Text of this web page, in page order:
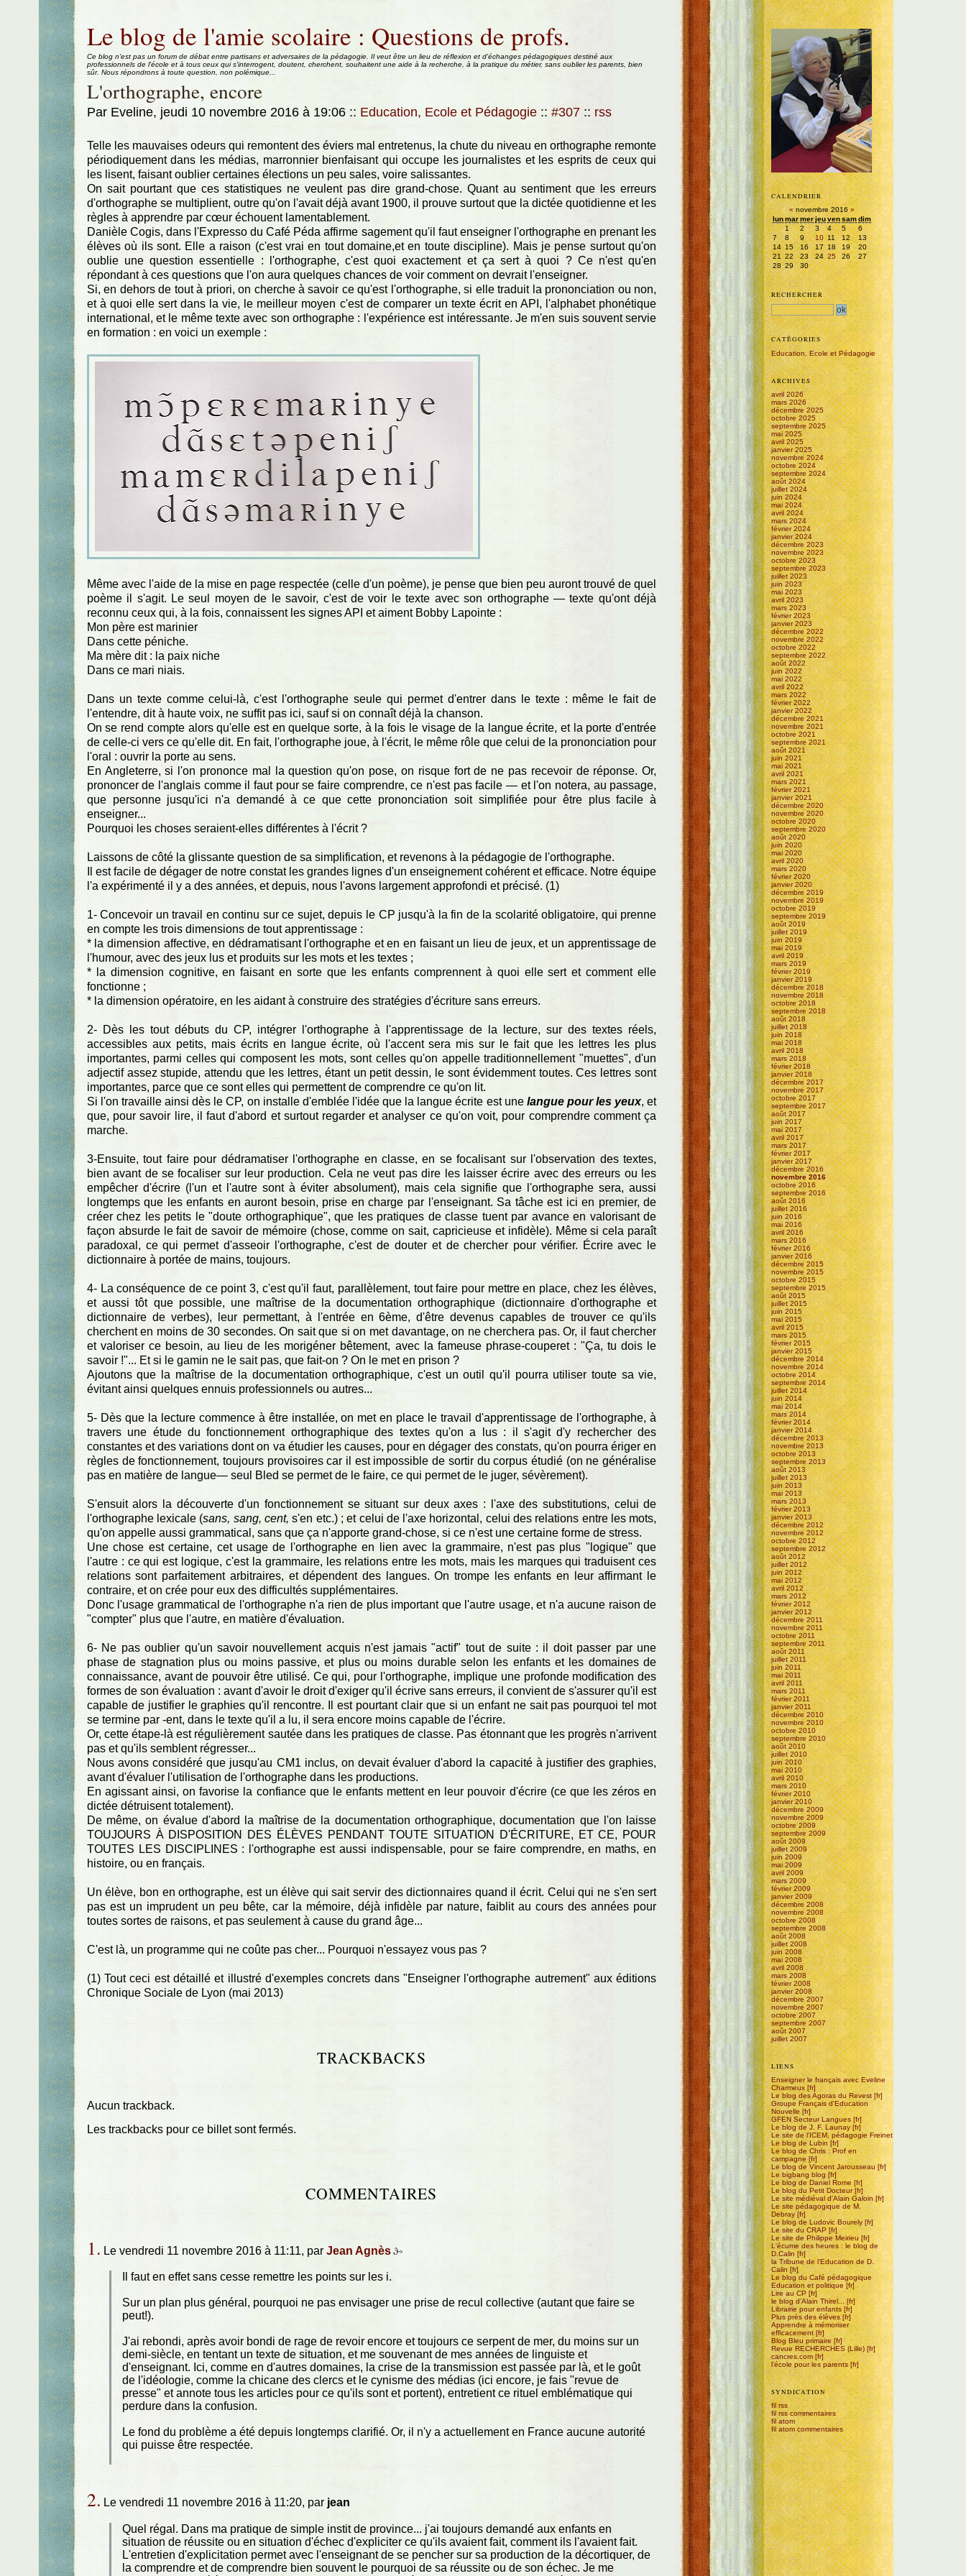
Aller au contenu
Le blog de l'amie scolaire : Questions de profs.
Ce blog n'est pas un forum de débat entre partisans et adversaires de la pédagogie. Il veut être un lieu de réflexion et d'échanges pédagogiques destiné aux
professionnels de l'école et à tous ceux qui s'interrogent, doutent, cherchent, souhaitent une aide à la recherche, à la pratique du métier, sans oublier les parents, bien
sûr. Nous répondrons à toute question, non polémique...
L'orthographe, encore
Par Eveline, jeudi 10 novembre 2016 à 19:06 :: Education, Ecole et Pédagogie :: #307 :: rss
Telle les mauvaises odeurs qui remontent des éviers mal entretenus, la chute du niveau en orthographe remonte
périodiquement dans les médias, marronnier bienfaisant qui occupe les journalistes et les esprits de ceux qui
les lisent, faisant oublier certaines élections un peu sales, voire salissantes.
On sait pourtant que ces statistiques ne veulent pas dire grand-chose. Quant au sentiment que les erreurs
d'orthographe se multiplient, outre qu'on l'avait déjà avant 1900, il prouve surtout que la dictée quotidienne et les
règles à apprendre par cœur échouent lamentablement.
Danièle Cogis, dans l'Expresso du Café Péda affirme sagement qu'il faut enseigner l'orthographe en prenant les
élèves où ils sont. Elle a raison (c'est vrai en tout domaine,et en toute discipline). Mais je pense surtout qu'on
oublie une question essentielle : l'orthographe, c'est quoi exactement et ça sert à quoi ? Ce n'est qu'en
répondant à ces questions que l'on aura quelques chances de voir comment on devrait l'enseigner.
Si, en dehors de tout à priori, on cherche à savoir ce qu'est l'orthographe, si elle traduit la prononciation ou non,
et à quoi elle sert dans la vie, le meilleur moyen c'est de comparer un texte écrit en API, l'alphabet phonétique
international, et le même texte avec son orthographe : l'expérience est intéressante. Je m'en suis souvent servie
en formation : en voici un exemple :
Même avec l'aide de la mise en page respectée (celle d'un poème), je pense que bien peu auront trouvé de quel
poème il s'agit. Le seul moyen de le savoir, c'est de voir le texte avec son orthographe — texte qu'ont déjà
reconnu ceux qui, à la fois, connaissent les signes API et aiment Bobby Lapointe :
Mon père est marinier
Dans cette péniche.
Ma mère dit : la paix niche
Dans ce mari niais.
Dans un texte comme celui-là, c'est l'orthographe seule qui permet d'entrer dans le texte : même le fait de
l'entendre, dit à haute voix, ne suffit pas ici, sauf si on connaît déjà la chanson.
On se rend compte alors qu'elle est en quelque sorte, à la fois le visage de la langue écrite, et la porte d'entrée
de celle-ci vers ce qu'elle dit. En fait, l'orthographe joue, à l'écrit, le même rôle que celui de la prononciation pour
l'oral : ouvrir la porte au sens.
En Angleterre, si l'on prononce mal la question qu'on pose, on risque fort de ne pas recevoir de réponse. Or,
prononcer de l'anglais comme il faut pour se faire comprendre, ce n'est pas facile — et l'on notera, au passage,
que personne jusqu'ici n'a demandé à ce que cette prononciation soit simplifiée pour être plus facile à
enseigner...
Pourquoi les choses seraient-elles différentes à l'écrit ?
Laissons de côté la glissante question de sa simplification, et revenons à la pédagogie de l'orthographe.
Il est facile de dégager de notre constat les grandes lignes d'un enseignement cohérent et efficace. Notre équipe
l'a expérimenté il y a des années, et depuis, nous l'avons largement approfondi et précisé. (1)
1- Concevoir un travail en continu sur ce sujet, depuis le CP jusqu'à la fin de la scolarité obligatoire, qui prenne
en compte les trois dimensions de tout apprentissage :
* la dimension affective, en dédramatisant l'orthographe et en en faisant un lieu de jeux, et un apprentissage de
l'humour, avec des jeux lus et produits sur les mots et les textes ;
* la dimension cognitive, en faisant en sorte que les enfants comprennent à quoi elle sert et comment elle
fonctionne ;
* la dimension opératoire, en les aidant à construire des stratégies d'écriture sans erreurs.
2- Dès les tout débuts du CP, intégrer l'orthographe à l'apprentissage de la lecture, sur des textes réels,
accessibles aux petits, mais écrits en langue écrite, où l'accent sera mis sur le fait que les lettres les plus
importantes, parmi celles qui composent les mots, sont celles qu'on appelle traditionnellement "muettes", d'un
adjectif assez stupide, attendu que les lettres, étant un petit dessin, le sont évidemment toutes. Ces lettres sont
importantes, parce que ce sont elles qui permettent de comprendre ce qu'on lit.
Si l'on travaille ainsi dès le CP, on installe d'emblée l'idée que la langue écrite est une langue pour les yeux, et
que, pour savoir lire, il faut d'abord et surtout regarder et analyser ce qu'on voit, pour comprendre comment ça
marche.
3-Ensuite, tout faire pour dédramatiser l'orthographe en classe, en se focalisant sur l'observation des textes,
bien avant de se focaliser sur leur production. Cela ne veut pas dire les laisser écrire avec des erreurs ou les
empêcher d'écrire (l'un et l'autre sont à éviter absolument), mais cela signifie que l'orthographe sera, aussi
longtemps que les enfants en auront besoin, prise en charge par l'enseignant. Sa tâche est ici en premier, de
créer chez les petits le "doute orthographique", que les pratiques de classe tuent par avance en valorisant de
façon absurde le fait de savoir de mémoire (chose, comme on sait, capricieuse et infidèle). Même si cela paraît
paradoxal, ce qui permet d'asseoir l'orthographe, c'est de douter et de chercher pour vérifier. Écrire avec le
dictionnaire à portée de mains, toujours.
4- La conséquence de ce point 3, c'est qu'il faut, parallèlement, tout faire pour mettre en place, chez les élèves,
et aussi tôt que possible, une maîtrise de la documentation orthographique (dictionnaire d'orthographe et
dictionnaire de verbes), leur permettant, à l'entrée en 6ème, d'être devenus capables de trouver ce qu'ils
cherchent en moins de 30 secondes. On sait que si on met davantage, on ne cherchera pas. Or, il faut chercher
et valoriser ce besoin, au lieu de les morigéner bêtement, avec la fameuse phrase-couperet : "Ça, tu dois le
savoir !"... Et si le gamin ne le sait pas, que fait-on ? On le met en prison ?
Ajoutons que la maîtrise de la documentation orthographique, c'est un outil qu'il pourra utiliser toute sa vie,
évitant ainsi quelques ennuis professionnels ou autres...
5- Dès que la lecture commence à être installée, on met en place le travail d'apprentissage de l'orthographe, à
travers une étude du fonctionnement orthographique des textes qu'on a lus : il s'agit d'y rechercher des
constantes et des variations dont on va étudier les causes, pour en dégager des constats, qu'on pourra ériger en
règles de fonctionnement, toujours provisoires car il est impossible de sortir du corpus étudié (on ne généralise
pas en matière de langue— seul Bled se permet de le faire, ce qui permet de le juger, sévèrement).
S'ensuit alors la découverte d'un fonctionnement se situant sur deux axes : l'axe des substitutions, celui de
l'orthographe lexicale (sans, sang, cent, s'en etc.) ; et celui de l'axe horizontal, celui des relations entre les mots,
qu'on appelle aussi grammatical, sans que ça n'apporte grand-chose, si ce n'est une certaine forme de stress.
Une chose est certaine, cet usage de l'orthographe en lien avec la grammaire, n'est pas plus "logique" que
l'autre : ce qui est logique, c'est la grammaire, les relations entre les mots, mais les marques qui traduisent ces
relations sont parfaitement arbitraires, et dépendent des langues. On trompe les enfants en leur affirmant le
contraire, et on crée pour eux des difficultés supplémentaires.
Donc l'usage grammatical de l'orthographe n'a rien de plus important que l'autre usage, et n'a aucune raison de
"compter" plus que l'autre, en matière d'évaluation.
6- Ne pas oublier qu'un savoir nouvellement acquis n'est jamais "actif" tout de suite : il doit passer par une
phase de stagnation plus ou moins passive, et plus ou moins durable selon les enfants et les domaines de
connaissance, avant de pouvoir être utilisé. Ce qui, pour l'orthographe, implique une profonde modification des
formes de son évaluation : avant d'avoir le droit d'exiger qu'il écrive sans erreurs, il convient de s'assurer qu'il est
capable de justifier le graphies qu'il rencontre. Il est pourtant clair que si un enfant ne sait pas pourquoi tel mot
se termine par -ent, dans le texte qu'il a lu, il sera encore moins capable de l'écrire.
Or, cette étape-là est régulièrement sautée dans les pratiques de classe. Pas étonnant que les progrès n'arrivent
pas et qu'ils semblent régresser...
Nous avons considéré que jusqu'au CM1 inclus, on devait évaluer d'abord la capacité à justifier des graphies,
avant d'évaluer l'utilisation de l'orthographe dans les productions.
En agissant ainsi, on favorise la confiance que le enfants mettent en leur pouvoir d'écrire (ce que les zéros en
dictée détruisent totalement).
De même, on évalue d'abord la maîtrise de la documentation orthographique, documentation que l'on laisse
TOUJOURS À DISPOSITION DES ÉLÈVES PENDANT TOUTE SITUATION D'ÉCRITURE, ET CE, POUR
TOUTES LES DISCIPLINES : l'orthographe est aussi indispensable, pour se faire comprendre, en maths, en
histoire, ou en français.
Un élève, bon en orthographe, est un élève qui sait servir des dictionnaires quand il écrit. Celui qui ne s'en sert
pas est un imprudent un peu bête, car la mémoire, déjà infidèle par nature, faiblit au cours des années pour
toutes sortes de raisons, et pas seulement à cause du grand âge...
C'est là, un programme qui ne coûte pas cher... Pourquoi n'essayez vous pas ?
(1) Tout ceci est détaillé et illustré d'exemples concrets dans "Enseigner l'orthographe autrement" aux éditions
Chronique Sociale de Lyon (mai 2013)
TRACKBACKS
Aucun trackback.
Les trackbacks pour ce billet sont fermés.
COMMENTAIRES
1. Le vendredi 11 novembre 2016 à 11:11, par Jean Agnès
Il faut en effet sans cesse remettre les points sur les i.
Sur un plan plus général, pourquoi ne pas envisager une prise de recul collective (autant que faire se
peut!).
J'ai rebondi, après avoir bondi de rage de revoir encore et toujours ce serpent de mer, du moins sur un
demi-siècle, en tentant un texte de situation, et me souvenant de mes années de linguiste et
d'enseignant. Ici, comme en d'autres domaines, la crise de la transmission est passée par là, et le goût
de l'idéologie, comme la chicane des clercs et le cynisme des médias (ici encore, je fais "revue de
presse" et annote tous les articles pour ce qu'ils sont et portent), entretient ce rituel emblématique qui
perdure dans la confusion.
Le fond du problème a été depuis longtemps clarifié. Or, il n'y a actuellement en France aucune autorité
qui puisse être respectée.
2. Le vendredi 11 novembre 2016 à 11:20, par jean
Quel régal. Dans ma pratique de simple instit de province... j'ai toujours demandé aux enfants en
situation de réussite ou en situation d'échec d'expliciter ce qu'ils avaient fait, comment ils l'avaient fait.
L'entretien d'explicitation permet avec l'enseignant de se pencher sur sa production de la décortiquer, de
la comprendre et de comprendre bien souvent le pourquoi de sa réussite ou de son échec. Je me
CALENDRIER
« novembre 2016»
lunmarmerjeuvensamdim
1
2 3 4 5
6
7
8 9 10 11 12
13
14 15 16 17 18 19
20
21 22 23 24 25 26
27
28 29 30
RECHERCHER
CATÉGORIES
Education, Ecole et Pédagogie
ARCHIVES
avril 2026
mars 2026
décembre 2025
octobre 2025
septembre 2025
mai 2025
avril 2025
janvier 2025
novembre 2024
octobre 2024
septembre 2024
août 2024
juillet 2024
juin 2024
mai 2024
avril 2024
mars 2024
février 2024
janvier 2024
décembre 2023
novembre 2023
octobre 2023
septembre 2023
juillet 2023
juin 2023
mai 2023
avril 2023
mars 2023
février 2023
janvier 2023
décembre 2022
novembre 2022
octobre 2022
septembre 2022
août 2022
juin 2022
mai 2022
avril 2022
mars 2022
février 2022
janvier 2022
décembre 2021
novembre 2021
octobre 2021
septembre 2021
août 2021
juin 2021
mai 2021
avril 2021
mars 2021
février 2021
janvier 2021
décembre 2020
novembre 2020
octobre 2020
septembre 2020
août 2020
juin 2020
mai 2020
avril 2020
mars 2020
février 2020
janvier 2020
décembre 2019
novembre 2019
octobre 2019
septembre 2019
août 2019
juillet 2019
juin 2019
mai 2019
avril 2019
mars 2019
février 2019
janvier 2019
décembre 2018
novembre 2018
octobre 2018
septembre 2018
août 2018
juillet 2018
juin 2018
mai 2018
avril 2018
mars 2018
février 2018
janvier 2018
décembre 2017
novembre 2017
octobre 2017
septembre 2017
août 2017
juin 2017
mai 2017
avril 2017
mars 2017
février 2017
janvier 2017
décembre 2016
novembre 2016
octobre 2016
septembre 2016
août 2016
juillet 2016
juin 2016
mai 2016
avril 2016
mars 2016
février 2016
janvier 2016
décembre 2015
novembre 2015
octobre 2015
septembre 2015
août 2015
juillet 2015
juin 2015
mai 2015
avril 2015
mars 2015
février 2015
janvier 2015
décembre 2014
novembre 2014
octobre 2014
septembre 2014
juillet 2014
juin 2014
mai 2014
mars 2014
février 2014
janvier 2014
décembre 2013
novembre 2013
octobre 2013
septembre 2013
août 2013
juillet 2013
juin 2013
mai 2013
mars 2013
février 2013
janvier 2013
décembre 2012
novembre 2012
octobre 2012
septembre 2012
août 2012
juillet 2012
juin 2012
mai 2012
avril 2012
mars 2012
février 2012
janvier 2012
décembre 2011
novembre 2011
octobre 2011
septembre 2011
août 2011
juillet 2011
juin 2011
mai 2011
avril 2011
mars 2011
février 2011
janvier 2011
décembre 2010
novembre 2010
octobre 2010
septembre 2010
août 2010
juillet 2010
juin 2010
mai 2010
avril 2010
mars 2010
février 2010
janvier 2010
décembre 2009
novembre 2009
octobre 2009
septembre 2009
août 2009
juillet 2009
juin 2009
mai 2009
avril 2009
mars 2009
février 2009
janvier 2009
décembre 2008
novembre 2008
octobre 2008
septembre 2008
août 2008
juillet 2008
juin 2008
mai 2008
avril 2008
mars 2008
février 2008
janvier 2008
décembre 2007
novembre 2007
octobre 2007
septembre 2007
août 2007
juillet 2007
LIENS
Enseigner le français avec Eveline
Charmeux
Le blog des Agoras du Revest
Groupe Français d'Education
Nouvelle
GFEN Secteur Langues
Le blog de J. F. Launay
Le site de l'ICEM, pédagogie Freinet
Le blog de Lubin
Le blog de Chris : Prof en
campagne
Le blog de Vincent Jarousseau
Le bigbang blog
Le blog de Daniel Rome
Le blog du Petit Docteur
Le site médiéval d'Alain Galoin
Le site pédagogique de M.
Debray
Le blog de Ludovic Bourely
Le site du CRAP
Le site de Philippe Meirieu
L'écume des heures : le blog de
D.Calin
la Tribune de l'Education de D.
Calin
Le blog du Café pédagogique
Education et politique
Lire au CP
le blog d'Alain Thirel...
Librairie pour enfants
Plus près des élèves
Apprendre à mémoriser
efficacement
Blog Bleu primaire
Revue RECHERCHES (Lille)
cancres.com
l'école pour les parents
SYNDICATION
fil rss
fil rss commentaires
fil atom
fil atom commentaires